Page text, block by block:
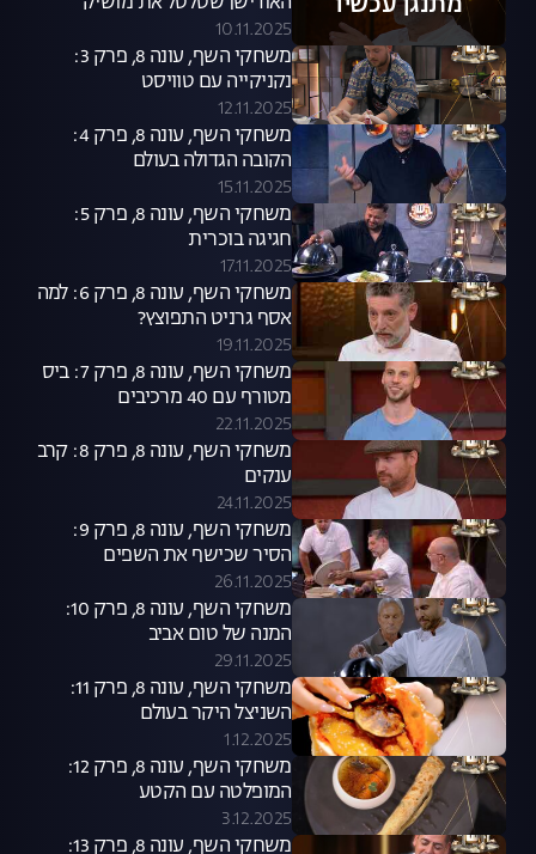
10.11.2025
משחקי השף, עונה 8, פרק 3:
נקניקייה עם טוויסט
12.11.2025
משחקי השף, עונה 8, פרק 4:
הקובה הגדולה בעולם
15.11.2025
משחקי השף, עונה 8, פרק 5:
חגיגה בוכרית
17.11.2025
משחקי השף, עונה 8, פרק 6: למה
אסף גרניט התפוצץ?
19.11.2025
משחקי השף, עונה 8, פרק 7: ביס
מטורף עם 40 מרכיבים
22.11.2025
משחקי השף, עונה 8, פרק 8: קרב
ענקים
24.11.2025
משחקי השף, עונה 8, פרק 9:
הסיר שכישף את השפים
26.11.2025
משחקי השף, עונה 8, פרק 10:
המנה של טום אביב
29.11.2025
משחקי השף, עונה 8, פרק 11:
השניצל היקר בעולם
1.12.2025
משחקי השף, עונה 8, פרק 12:
המופלטה עם הקטע
3.12.2025
משחקי השף, עונה 8, פרק 13: